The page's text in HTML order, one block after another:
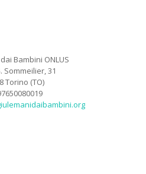
Bambini ONLUS
Sommeilier, 31
Torino (TO)